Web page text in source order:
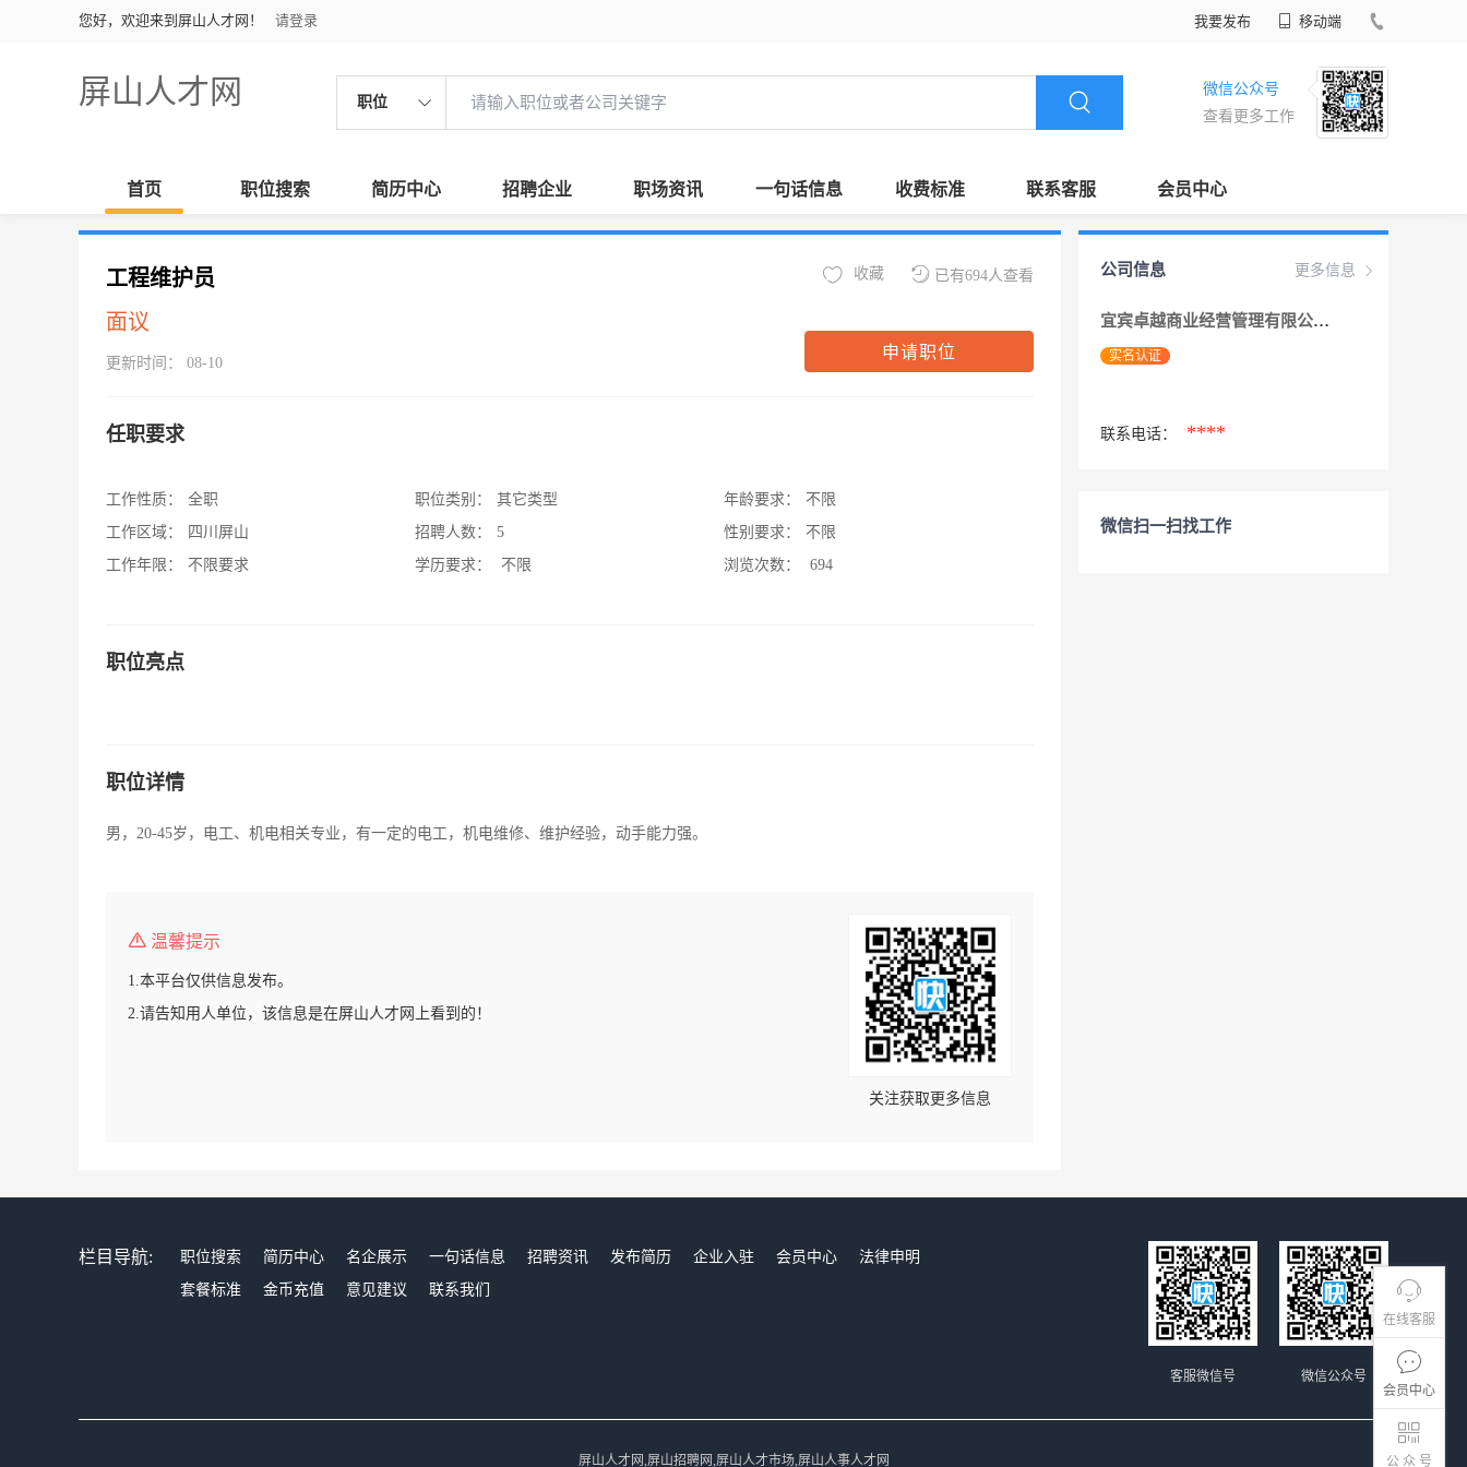
您好，欢迎来到屏山人才网！ 请登录 我要发布 移动端
屏山人才网 职位
微信公众号
查看更多工作
首页 职位搜索 简历中心 招聘企业 职场资讯 一句话信息 收费标准 联系客服 会员中心
在线客服
会员中心
公 众 号
工程维护员
面议
更新时间： 08-10
已有694人查看
收藏
申请职位
任职要求
工作性质：
全职
工作区域：
四川屏山
工作年限：
不限要求
职位类别：
其它类型
招聘人数：
5
学历要求：
不限
年龄要求：
不限
性别要求：
不限
浏览次数：
694
职位亮点
职位详情
男，20-45岁，电工、机电相关专业，有一定的电工，机电维修、维护经验，动手能力强。
温馨提示
1.本平台仅供信息发布。
2.请告知用人单位，该信息是在屏山人才网上看到的！
关注获取更多信息
更多信息
公司信息
宜宾卓越商业经营管理有限公司
实名认证
联系电话： ****
微信扫一扫找工作
栏目导航: 职位搜索 简历中心 名企展示 一句话信息 招聘资讯 发布简历 企业入驻 会员中心
法律申明
套餐标准
金币充值 意见建议 联系我们
微信公众号
客服微信号
屏山人才网,屏山招聘网,屏山人才市场,屏山人事人才网